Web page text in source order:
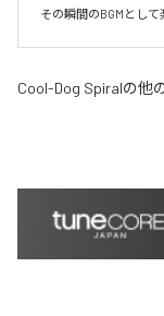
その瞬間のBGMとして
Cool-Dog Spiralの他